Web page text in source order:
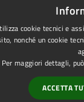
cookie tecnici e
nonché un cookie
Per maggiori dettagli,
ACCETTA